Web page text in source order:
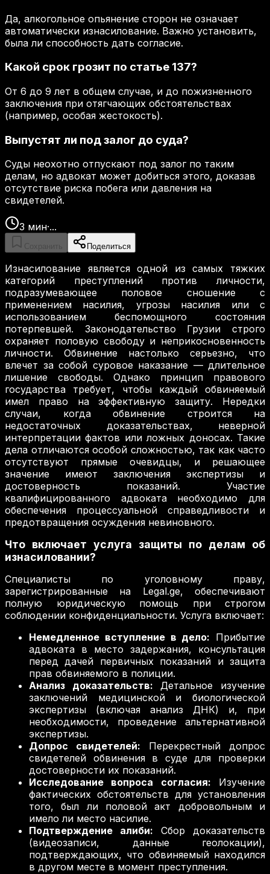
Да, алкогольное опьянение сторон не означает
автоматически изнасилование. Важно установить,
была ли способность дать согласие.
Какой срок грозит по статье 137?
От 6 до 9 лет в общем случае, и до пожизненного
заключения при отягчающих обстоятельствах
(например, особая жестокость).
Выпустят ли под залог до суда?
Суды неохотно отпускают под залог по таким
делам, но адвокат может добиться этого, доказав
отсутствие риска побега или давления на
свидетелей.
3 мин·...
Сохранить Поделиться
Изнасилование является одной из самых тяжких
категорий преступлений против личности,
подразумевающее половое сношение с
применением насилия, угрозы насилия или с
использованием беспомощного состояния
потерпевшей. Законодательство Грузии строго
охраняет половую свободу и неприкосновенность
личности. Обвинение настолько серьезно, что
влечет за собой суровое наказание — длительное
лишение свободы. Однако принцип правового
государства требует, чтобы каждый обвиняемый
имел право на эффективную защиту. Нередки
случаи, когда обвинение строится на
недостаточных доказательствах, неверной
интерпретации фактов или ложных доносах. Такие
дела отличаются особой сложностью, так как часто
отсутствуют прямые очевидцы, и решающее
значение имеют заключения экспертизы и
достоверность показаний. Участие
квалифицированного адвоката необходимо для
обеспечения процессуальной справедливости и
предотвращения осуждения невиновного.
Что включает услуга защиты по делам об
изнасиловании?
Специалисты по уголовному праву,
зарегистрированные на Legal.ge, обеспечивают
полную юридическую помощь при строгом
соблюдении конфиденциальности. Услуга включает:
Немедленное вступление в дело: Прибытие
адвоката в место задержания, консультация
перед дачей первичных показаний и защита
прав обвиняемого в полиции.
Анализ доказательств: Детальное изучение
заключений медицинской и биологической
экспертизы (включая анализ ДНК) и, при
необходимости, проведение альтернативной
экспертизы.
Допрос свидетелей: Перекрестный допрос
свидетелей обвинения в суде для проверки
достоверности их показаний.
Исследование вопроса согласия: Изучение
фактических обстоятельств для установления
того, был ли половой акт добровольным и
имело ли место насилие.
Подтверждение алиби: Сбор доказательств
(видеозаписи, данные геолокации),
подтверждающих, что обвиняемый находился
в другом месте в момент преступления.